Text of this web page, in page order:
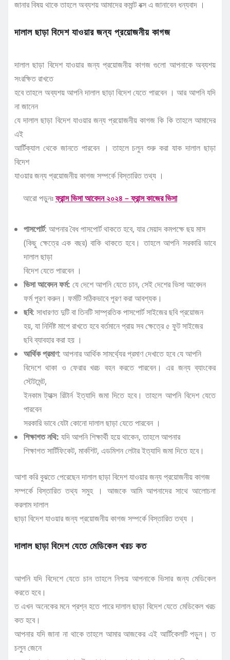
জানার বিষয় থাকে তাহলে অব্যশয় আমাদের কমান্ট বক্স এ জানাবেন ধন্যবাদ ।
দালাল ছাড়া বিদেশ যাওয়ার জন্য প্রয়োজনীয় কাগজ
দালাল ছাড়া বিদেশ যাওয়ার জন্য প্রয়োজনীয় কাগজ গুলো আপনাকে অব্যশয়
সংরক্ষিত রাখতে
হবে তাহলে অব্যশয় আপনি দালাল ছাড়া বিদেশ যেতে পারবেন । আর আপনি যদি
না জানেন
যে দালাল ছাড়া বিদেশ যাওয়ার জন্য প্রয়োজনীয় কাগজ কি কি তাহলে আমাদের
এই
আর্টিক্যাল থেকে জানতে পারবেন । তাহলে চলুন শুরু করা যাক দালাল ছাড়া
বিদেশ
যাওয়ার জন্য প্রয়োজনীয় কাগজ সম্পর্কে বিস্তারিত তথ্য ।
আরো পড়ুনঃফ্রান্স ভিসা আবেদন ২০২৪ – ফ্রান্স কাজের ভিসা
পাসপোর্ট: আপনার বৈধ পাসপোর্ট থাকতে হবে, যার মেয়াদ কমপক্ষে ছয় মাস
(কিছু ক্ষেত্রে এক বছর) বাকি থাকতে হবে। তাহলে আপনি সরকারি ভাবে
দালাল ছাড়া
বিদেশ যেতে পারবেন ।
ভিসা আবেদন ফর্ম: যে দেশে আপনি যেতে চান, সেই দেশের ভিসা আবেদন
ফর্ম পূরণ করুন। ফর্মটি সঠিকভাবে পূরণ করা আবশ্যক।
ছবি: সাধারণত দুটি বা তিনটি সাম্প্রতিক পাসপোর্ট সাইজের ছবি প্রয়োজন
হয়, যা নির্দিষ্ট মাপে রাখতে হবে বর্তমানে প্রায় সব ক্ষেত্রে ৫ ফুট সাইজের
ছবি ব্যাবহার করা হয় ।
আর্থিক প্রমাণ: আপনার আর্থিক সামর্থ্যের প্রমাণ দেখাতে হবে যে আপনি
বিদেশে থাকা ও ফেরার খরচ বহন করতে পারবেন। এর জন্য ব্যাংকের
স্টেটমেন্ট,
ইনকাম ট্যাক্স রিটার্ন ইত্যাদি জমা দিতে হবে। তাহলে আপনি বিদেশ যেতে
পারবেন
সরকারি ভাবে যেটা কোনো দালাল ছাড়া যেতে পারবেন ।
শিক্ষাগত নথি: যদি আপনি শিক্ষার্থী হয়ে থাকেন, তাহলে আপনার
শিক্ষাগত সার্টিফিকেট, মার্কশিট, এডমিশন লেটার ইত্যাদি জমা দিতে হবে।
আশা করি বুঝতে পেরেছেন দালাল ছাড়া বিদেশ যাওয়ার জন্য প্রয়োজনীয় কাগজ
সম্পর্কে বিস্তারিত তথ্য সমুহ । আজকে আমি আপনাদের সাথে আলোচনা
করলাম দালাল
ছাড়া বিদেশ যাওয়ার জন্য প্রয়োজনীয় কাগজ সম্পর্কে বিস্তারিত তথ্য ।
দালাল ছাড়া বিদেশ যেতে মেডিকেল খরচ কত
আপনি যদি বিদেশে যেতে চান তাহলে নিশ্চয় আপনাকে ভিসার জন্য মেডিকেল
করতে হবে।
ত এখন অনেকের মনে প্রশ্ন হতে পারে দালাল ছাড়া বিদেশ যেতে মেডিকেল খরচ
কত হবে।
আপনার যদি জানা না থাকে তাহলে আমার আজকের এই আর্টিকেলটি পড়ুন। ত
চলুন জেনে